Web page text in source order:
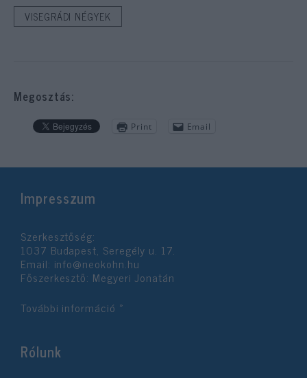
VISEGRÁDI NÉGYEK
Megosztás:
Print Email
Impresszum
Szerkesztőség:
1037 Budapest, Seregély u. 17.
Email: info@neokohn.hu
Főszerkesztő: Megyeri Jonatán
További információ »
Rólunk